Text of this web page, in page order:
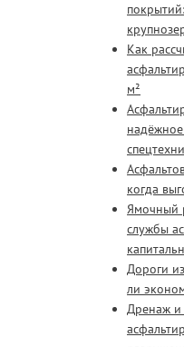
Как
м²
когда
Ямочный
службы
Дороги
ли
Дренаж и